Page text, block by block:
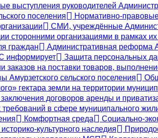
выступления руководителей
поселения Нормативно-
СМИ, учреждённые
сторонними организациями в рамках
граждан Административная реформа
информирует Защита персональных
на поставки товаров,
Амурзетского сельского поселения
гектара земли на территории
договоров аренды и
в сфере муниципального
Комфортная среда Социально-
культурного наследия